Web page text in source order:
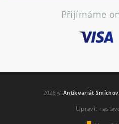
Přijímáme
2026 ©Antikvariát Smíchov
Upravit